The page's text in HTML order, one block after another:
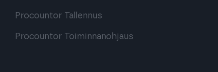
Procountor Tallennus
Procountor Toiminnanohjaus